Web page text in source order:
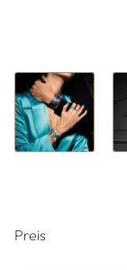
Preis